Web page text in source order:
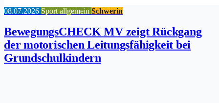
08.07.2026 Sport allgemein Schwerin
BewegungsCHECK MV zeigt Rückgang
der motorischen Leitungsfähigkeit bei
Grundschulkindern